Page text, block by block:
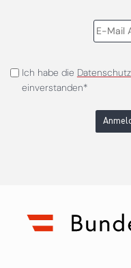
Ich habe die
einverstanden*